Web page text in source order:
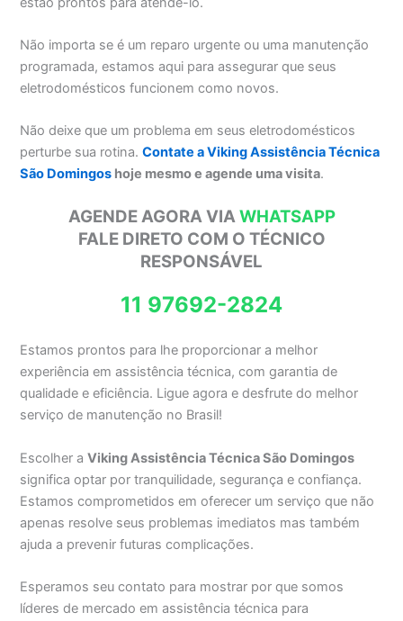
Não importa se é um reparo urgente ou uma manutenção
programada, estamos aqui para assegurar que seus
eletrodomésticos funcionem como novos.
Não deixe que um problema em seus eletrodomésticos
perturbe sua rotina.Contate a Viking Assistência Técnica
São Domingos hoje mesmo e agende uma visita.
AGENDE AGORA VIAWHATSAPP
FALE DIRETO COM O TÉCNICO
RESPONSÁVEL
11 97692-2824
Estamos prontos para lhe proporcionar a melhor
experiência em assistência técnica, com garantia de
qualidade e eficiência. Ligue agora e desfrute do melhor
serviço de manutenção no Brasil!
Escolher aViking Assistência Técnica São Domingos
significa optar por tranquilidade, segurança e confiança.
Estamos comprometidos em oferecer um serviço que não
apenas resolve seus problemas imediatos mas também
ajuda a prevenir futuras complicações.
Esperamos seu contato para mostrar por que somos
líderes de mercado em assistência técnica para